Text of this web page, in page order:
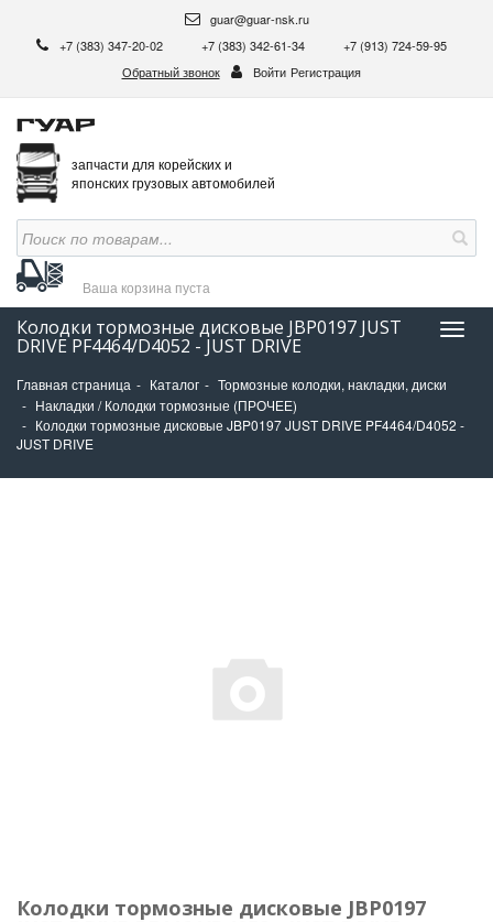
guar@guar-nsk.ru
+7 (383) 347-20-02
+7 (383) 342-61-34
+7 (913) 724-59-95
Обратный звонок
Войти Регистрация
запчасти для корейских и
японских грузовых автомобилей
Ваша корзина пуста
Колодки тормозные дисковые JBP0197 JUST
DRIVE PF4464/D4052 - JUST DRIVE
Главная страница Каталог
Тормозные колодки, накладки, диски
Накладки / Колодки тормозные (ПРОЧЕЕ)
Колодки тормозные дисковые JBP0197 JUST DRIVE PF4464/D4052 -
JUST DRIVE
Колодки тормозные дисковые JBP0197